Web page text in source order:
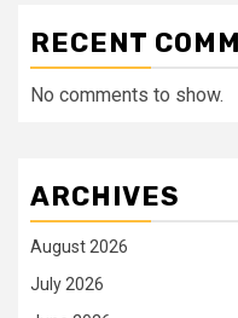
RECENT
No comments to show.
ARCHIVES
August 2026
July 2026